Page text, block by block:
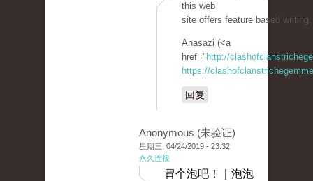
this web
site offers feature based writing.
Anasazi (<a
href=" http://
https://
回复
Anonymous (未验证)
星期三, 04/24/2019 - 23:32
永久连接
冒个泡吧！ | 泡泡